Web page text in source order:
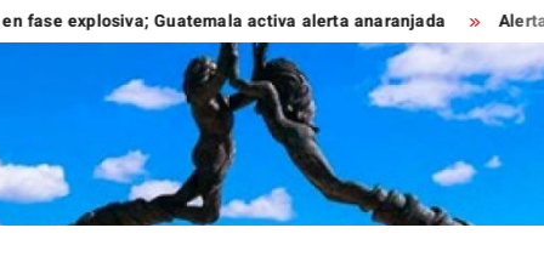
Guatemala activa alerta anaranjada Alerta por reto